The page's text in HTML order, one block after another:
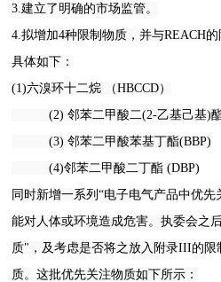
3.建立了明确的市场监管。
4.拟增加4种限制物质，并与REACH
具体如下：
(1)六溴环十二烷 （HBCCD）
(2) 邻苯二甲酸二(2-乙基己基)酯
(3) 邻苯二甲酸苯基丁酯(BBP)
(4)邻苯二甲酸二丁酯 (DBP)
同时新增一系列“电子电气产品中优
能对人体或环境造成危害。执委会之
质"，及考虑是否将之放入附录III的限
质。这批优先关注物质如下所示：